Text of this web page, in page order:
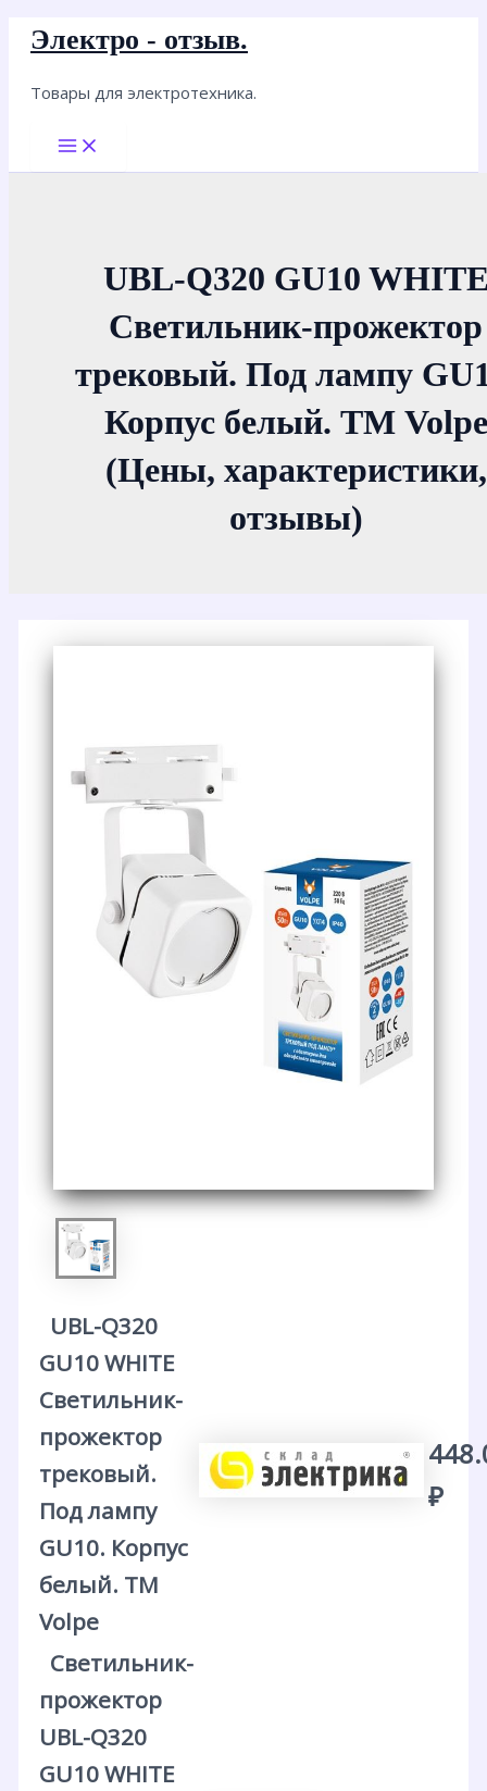
Перейти
содержимому
Электро - отзыв.
Товары для электротехника.
Main
Menu
UBL-Q320 GU10
Светильник-прожектор
трековый. Под лампу
Корпус белый. ТМ Volpe
(Цены, характеристики,
отзывы)
UBL-Q320
GU10 WHITE
Светильник-
прожектор
трековый.
Под лампу
GU10. Корпус
белый. ТМ
Volpe
₽
Светильник-
прожектор
UBL-Q320
GU10 WHITE